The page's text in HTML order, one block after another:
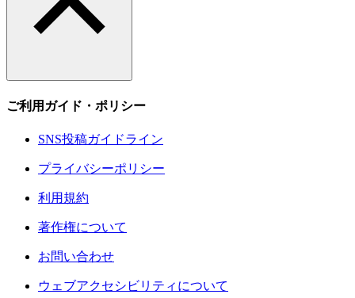
ご利用ガイド・ポリシー
SNS投稿ガイドライン
プライバシーポリシー
利用規約
著作権について
お問い合わせ
ウェブアクセシビリティについて